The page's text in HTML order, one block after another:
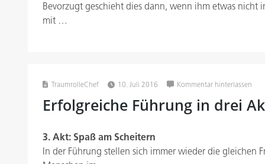
Bevorzugt geschieht dies dann, wenn ihm etwas nicht
mit …
TraumrolleChef 10. Juli 2016 Kommentar hinterlassen
Erfolgreiche Führung in drei
3. Akt: Spaß am Scheitern
In der Führung stellen sich immer wieder die